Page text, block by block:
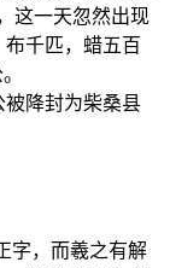
这一天忽然出现
千匹，蜡五百
降封为柴桑县
字，而羲之有解